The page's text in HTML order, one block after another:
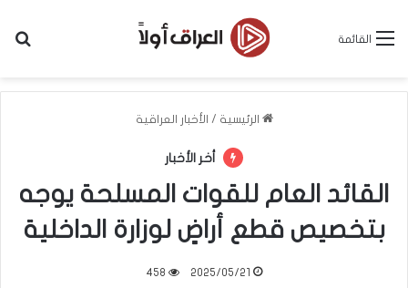
القائمة
الرئيسية / الأخبار العراقية
أخر الأخبار
القائد العام للقوات المسلحة يوجه
بتخصيص قطع أراضٍ لوزارة الداخلية
2025/05/21
458